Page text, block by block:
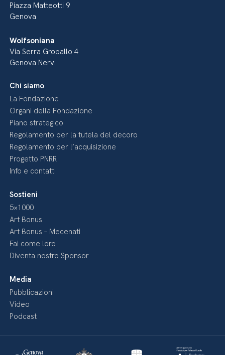
Piazza Matteotti 9
Genova
Wolfsoniana
Via Serra Gropallo 4
Genova Nervi
Chi siamo
La Fondazione
Organi della Fondazione
Piano strategico
Regolamento per la tutela del decoro
Regolamento per l’acquisizione
Progetto PNRR
Info e contatti
Sostieni
5×1000
Art Bonus
Art Bonus – Mecenati
Fai come loro
Diventa nostro Sponsor
Media
Pubblicazioni
Video
Podcast